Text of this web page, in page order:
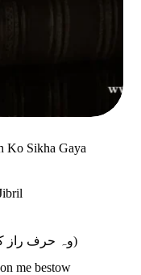
Ko Sikha Gaya
(وہ حرف راز کے مجھ کو سکھا گیا ہے جنوں)
me bestow